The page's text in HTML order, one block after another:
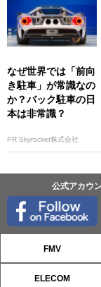
なぜ世界では「前向
き駐車」が常識なの
か？バック駐車の日
本は非常識？
PR Skyrocket株式会社
公式アカウ
FMV
ELECOM